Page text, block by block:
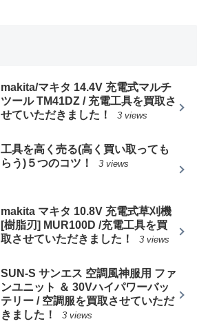
makita/マキタ 14.4V 充電式マルチ
ツール TM41DZ / 充電工具を買取さ
せていただきました！
3 views
工具を高く売る(高く買い取っても
らう)５つのコツ！
3 views
makita マキタ 10.8V 充電式草刈機
[樹脂刃] MUR100D /充電工具を買
取させていただきました！
3 views
SUN-S サンエス 空調風神服用 ファ
ンユニット ＆ 30Vハイパワーバッ
テリー / 空調服を買取させていただ
きました！
3 views